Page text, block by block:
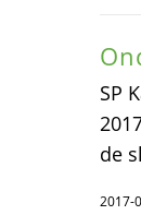
SP
de
2017-